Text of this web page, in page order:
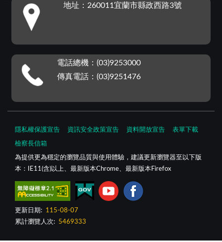
地址：260011宜蘭市縣政西路3號
電話總機：(03)9253000
傳真電話：(03)9251476
隱私權保護宣告 資訊安全政策宣告 資料開放宣告 表單下載
檢察長信箱
為提供更為穩定的瀏覽品質與使用體驗，建議更新瀏覽器至以下版
本：IE11(含)以上、最新版本Chrome、最新版本Firefox
更新日期:
115-08-07
累計瀏覽人次:
5469333